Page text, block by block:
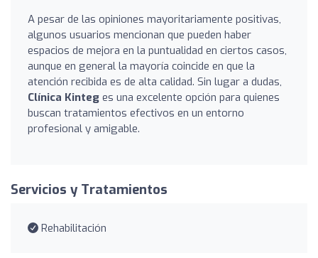
A pesar de las opiniones mayoritariamente positivas,
algunos usuarios mencionan que pueden haber
espacios de mejora en la puntualidad en ciertos casos,
aunque en general la mayoría coincide en que la
atención recibida es de alta calidad. Sin lugar a dudas,
Clínica Kinteg es una excelente opción para quienes
buscan tratamientos efectivos en un entorno
profesional y amigable.
Servicios y Tratamientos
Rehabilitación